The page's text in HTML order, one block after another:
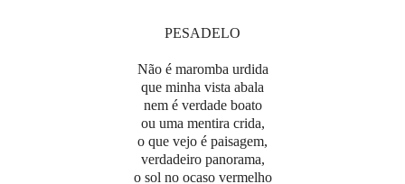
PESADELO
Não é maromba urdida
que minha vista abala
nem é verdade boato
ou uma mentira crida,
o que vejo é paisagem,
verdadeiro panorama,
o sol no ocaso vermelho